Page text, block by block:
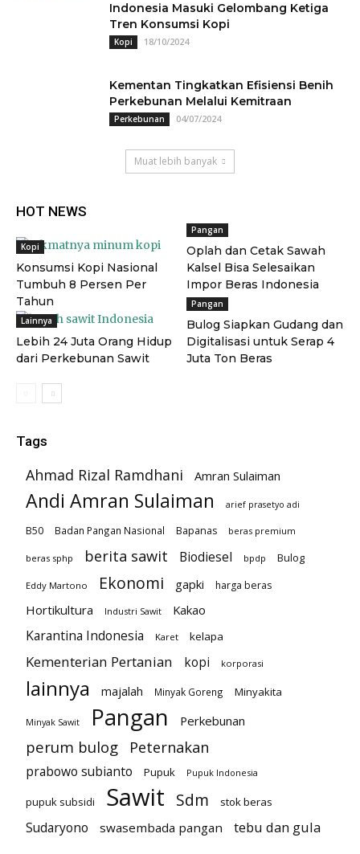
Indonesia Masuki Gelombang Ketiga
Tren Konsumsi Kopi
Kopi 18/10/2024
Kementan Tingkatkan Efisiensi Benih
Perkebunan Melalui Kemitraan
Perkebunan 04/07/2024
Muat lebih banyak
HOT NEWS
Kopi
Konsumsi Kopi Nasional
Tumbuh 8 Persen Per
Tahun
Pangan
Oplah dan Cetak Sawah
Kalsel Bisa Selesaikan
Impor Beras Indonesia
Lainnya
Lebih 24 Juta Orang Hidup
dari Perkebunan Sawit
Pangan
Bulog Siapkan Gudang dan
Digitalisasi untuk Serap 4
Juta Ton Beras
Tags
Ahmad Rizal Ramdhani Amran Sulaiman
Andi Amran Sulaiman arief prasetyo adi
B50 Badan Pangan Nasional Bapanas beras premium
beras sphp berita sawit Biodiesel bpdp Bulog
Eddy Martono Ekonomi gapki harga beras
Hortikultura Industri Sawit Kakao
Karantina Indonesia Karet kelapa
Kementerian Pertanian kopi korporasi
lainnya majalah Minyak Goreng Minyakita
Minyak Sawit Pangan Perkebunan
perum bulog Peternakan
prabowo subianto Pupuk Pupuk Indonesia
pupuk subsidi Sawit Sdm stok beras
Sudaryono swasembada pangan tebu dan gula